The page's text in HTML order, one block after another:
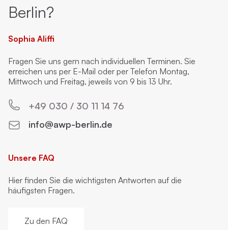
Berlin?
Sophia Aliffi
Fragen Sie uns gern nach individuellen Terminen. Sie
erreichen uns per E-Mail oder per Telefon Montag,
Mittwoch und Freitag, jeweils von 9 bis 13 Uhr.
+49 030 / 30 11 14 76
info@awp-berlin.de
Unsere FAQ
Hier finden Sie die wichtigsten Antworten auf die
häufigsten Fragen.
Zu den FAQ